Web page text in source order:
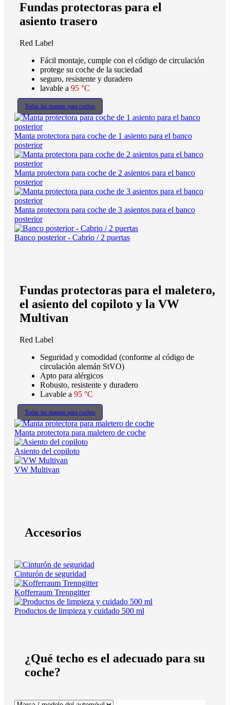
Fundas protectoras para el
asiento trasero
Red Label
Fácil montaje, cumple con el código de circulación
protege su coche de la suciedad
seguro, resistente y duradero
lavable a 95 °C
Todas las mantas para coches
Manta protectora para coche de 1 asiento para el banco
posterior
Manta protectora para coche de 2 asientos para el banco
posterior
Manta protectora para coche de 3 asientos para el banco
posterior
Banco posterior - Cabrio / 2 puertas
Fundas protectoras para el maletero,
el asiento del copiloto y la VW
Multivan
Red Label
Seguridad y comodidad (conforme al código de
circulación alemán StVO)
Apto para alérgicos
Robusto, resistente y duradero
Lavable a 95 °C
Todas las mantas para coches
Manta protectora para maletero de coche
Asiento del copiloto
VW Multivan
Accesorios
Cinturón de seguridad
Kofferraum Trenngitter
Productos de limpieza y cuidado 500 ml
¿Qué techo es el adecuado para su
coche?